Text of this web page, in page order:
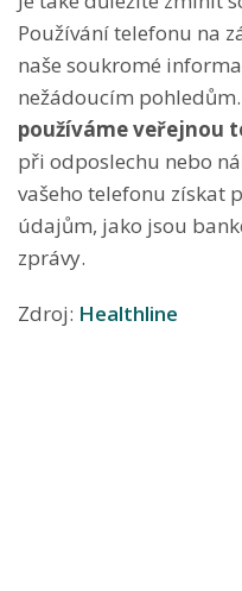
Používání telefonu na
naše soukromé
nežádoucím pohledům.
používáme veřejnou
při odposlechu nebo
vašeho telefonu získat
údajům, jako jsou
zprávy.
Zdroj: Healthline